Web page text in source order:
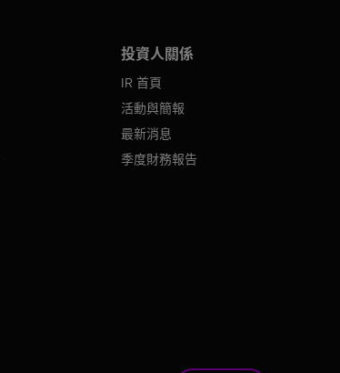
投資人關係
IR 首頁
活動與簡報
最新消息
季度財務報告